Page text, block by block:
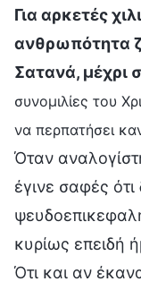
Για αρκετές
ανθρωπότητα
Σατανά, μέχρι
συνομιλίες του
να περπατήσει
Όταν
έγινε σαφές
κυρίως επειδή
Ότι και αν